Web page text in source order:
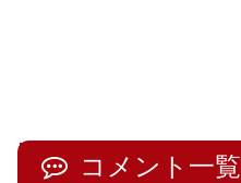
コメント一覧